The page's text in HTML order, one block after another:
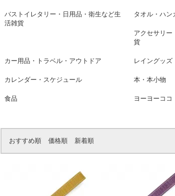
バストイレタリー・日用品・衛生など生
活雑貨
タオル・ハン
アクセサリー
貨
カー用品・トラベル・アウトドア レイングッズ
カレンダー・スケジュール 本・本小物
食品 ヨーヨーココ
おすすめ順 価格順 新着順